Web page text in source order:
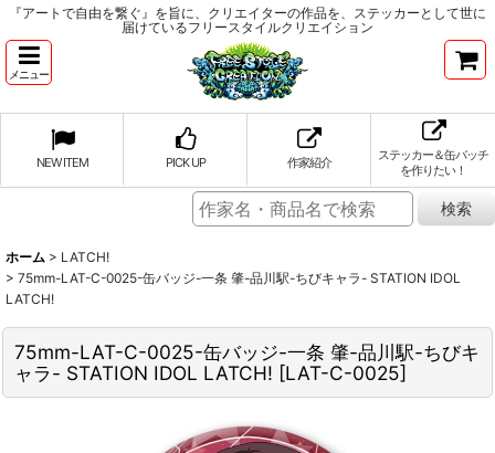
『アートで自由を繋ぐ』を旨に、クリエイターの作品を、ステッカーとして世に
届けているフリースタイルクリエイション
メニュー
NEW ITEM PICK UP 作家紹介
ステッカー＆缶バッチ
を作りたい！
ホーム > LATCH!
> 75mm-LAT-C-0025-缶バッジ-一条 肇-品川駅-ちびキャラ- STATION IDOL
LATCH!
75mm-LAT-C-0025-缶バッジ-一条 肇-品川駅-ちびキ
ャラ- STATION IDOL LATCH! [LAT-C-0025]